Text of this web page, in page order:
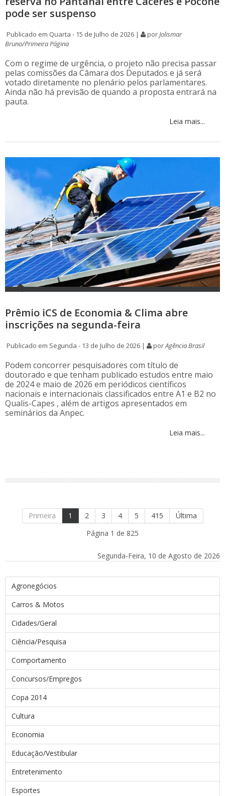
pode ser suspenso
Publicado em Quarta - 15 de Julho de 2026 | porJolismar
Bruno/Primeira Página
Com o regime de urgência, o projeto não precisa passar
pelas comissões da Câmara dos Deputados e já será
votado diretamente no plenário pelos parlamentares.
Ainda não há previsão de quando a proposta entrará na
pauta.
Leia mais...
Prêmio iCS de Economia & Clima abre
inscrições na segunda-feira
Publicado em Segunda - 13 de Julho de 2026 | porAgência Brasil
Podem concorrer pesquisadores com título de
doutorado e que tenham publicado estudos entre maio
de 2024 e maio de 2026 em periódicos científicos
nacionais e internacionais classificados entre A1 e B2 no
Qualis-Capes , além de artigos apresentados em
seminários da Anpec.
Leia mais...
Primeira 1 2 3 4 5 415
Última
Página 1 de 825
Segunda-Feira, 10 de Agosto de 2026
Agronegócios
Carros & Motos
Cidades/Geral
Ciência/Pesquisa
Comportamento
Concursos/Empregos
Copa 2014
Cultura
Economia
Educação/Vestibular
Entretenimento
Esportes